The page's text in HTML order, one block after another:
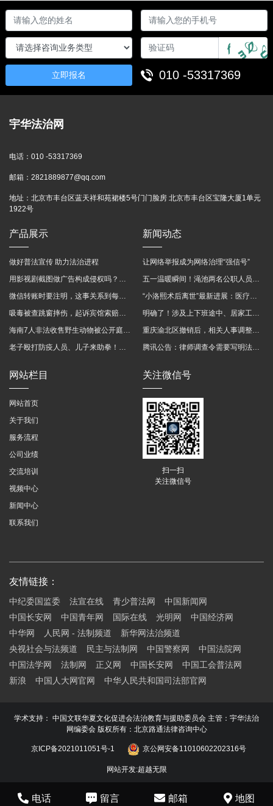
立即报名 010 -53317369
宇华法治网
电话： 010 -53317369
邮箱： 2821889877@qq.com
地址： 北京市丰台区蓝天祥和苑裙楼5号门门脸房 北京市丰台区宝隆大厦1单元
1922号
产品展示
做好普法宣传 助力法治进程
用影视剧截图做广告构成侵权吗？法院这样判
微信转账时要注明，这事关系到每个人……
吸毒被查跳窗摔伤，起诉宾馆索赔，法院这样判！
海南7人非法收售野生动物被公开庭审 涉案金额2100多万
老子殴打防疫人员、儿子来助拳！均被判刑
新闻动态
让网络举报成为网络治理“强信号”
五一温暖瞬间！渑池两名公职人员，路遇车祸挺身而出
“小洛熙术后离世”最新进展：医疗事故鉴定已启动
明确了！涉及上下班途中、居家工作等，这些情形可认定工伤→
重庆渝北区撤销后，相关人事调整再披露
腾讯公告：律师调查令需要写明法官手机号，2025年12月31日后施行
网站栏目
网站首页
关于我们
服务流程
公司业绩
交流培训
视频中心
新闻中心
联系我们
关注微信号
扫一扫
关注微信号
友情链接：
中纪委国监委 法宣在线 青少普法网
中国新闻网
中国长安网
中国青年网 国际在线 光明网
中国经济网
中华网
人民网 - 法制频道
新华网法治频道
央视社会与法频道
民主与法制网 中国警察网
中国法院网
中国法学网
法制网 正义网 中国长安网
中国工会普法网
新浪
中国人大网官网 中华人民共和国司法部官网
学术支持： 中国文联华夏文化促进会法治教育与援助委员会 主管：宇华法治
网编委会 版权所有：北京路通法律咨询中心
京ICP备2021011051号-1 京公网安备11010602202316号
网站开发:超越无限
电话 留言 邮箱 地图